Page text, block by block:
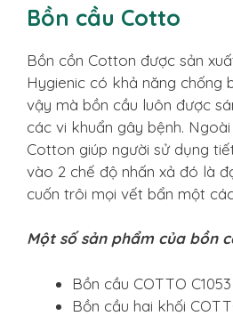
Bồn cầu Cotto
Bồn cồn Cotton được sản
Hygienic có khả năng chống
vậy mà bồn cầu luôn được
các vi khuẩn gây bệnh.
Cotton giúp người sử dụng
vào 2 chế độ nhấn xả đó là
cuốn trôi mọi vết bẩn một
Một số sản phẩm của bồn
Bồn cầu COTTO C1053
Bồn cầu hai khối